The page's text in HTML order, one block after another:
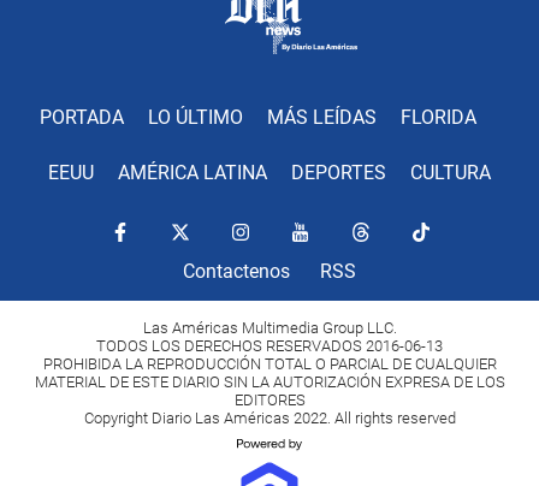
PORTADA LO ÚLTIMO MÁS LEÍDAS FLORIDA
EEUU AMÉRICA LATINA DEPORTES CULTURA
Contactenos RSS
Las Américas Multimedia Group LLC.
TODOS LOS DERECHOS RESERVADOS 2016-06-13
PROHIBIDA LA REPRODUCCIÓN TOTAL O PARCIAL DE CUALQUIER
MATERIAL DE ESTE DIARIO SIN LA AUTORIZACIÓN EXPRESA DE LOS
EDITORES
Copyright Diario Las Américas 2022. All rights reserved